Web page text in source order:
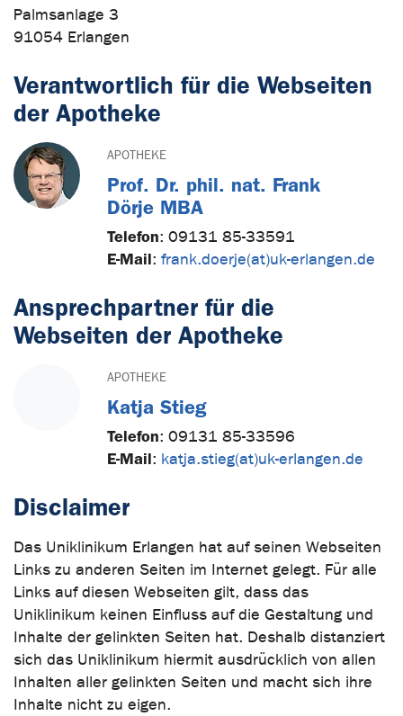
Palmsanlage 3
91054 Erlangen
Verantwortlich für die Webseiten
der Apotheke
APOTHEKE
Prof. Dr. phil. nat. Frank
Dörje MBA
Telefon: 09131 85-33591
E-Mail: frank.doerje(at)uk-erlangen.de
Ansprechpartner für die
Webseiten der Apotheke
APOTHEKE
Katja Stieg
Telefon: 09131 85-33596
E-Mail: katja.stieg(at)uk-erlangen.de
Disclaimer
Das Uniklinikum Erlangen hat auf seinen Webseiten
Links zu anderen Seiten im Internet gelegt. Für alle
Links auf diesen Webseiten gilt, dass das
Uniklinikum keinen Einfluss auf die Gestaltung und
Inhalte der gelinkten Seiten hat. Deshalb distanziert
sich das Uniklinikum hiermit ausdrücklich von allen
Inhalten aller gelinkten Seiten und macht sich ihre
Inhalte nicht zu eigen.